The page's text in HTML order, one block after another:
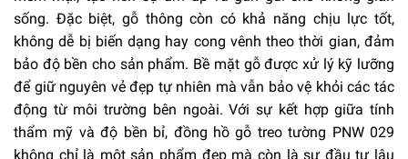
sống. Đặc biệt, gỗ thông còn có khả năng chịu lực tốt,
không dễ bị biến dạng hay cong vênh theo thời gian, đảm
bảo độ bền cho sản phẩm. Bề mặt gỗ được xử lý kỹ lưỡng
để giữ nguyên vẻ đẹp tự nhiên mà vẫn bảo vệ khỏi các tác
động từ môi trường bên ngoài. Với sự kết hợp giữa tính
thẩm mỹ và độ bền bỉ, đồng hồ gỗ treo tường PNW 029
không chỉ là một sản phẩm đẹp mà còn là sự đầu tư lâu